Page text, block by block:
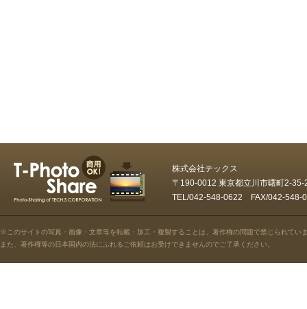
株式会社テックス
〒190-0012 東京都立川市曙町2-
TEL/042-548-0622 FAX/042-548-
※このサイトの写真・画像・文章等を転載・加工・複製することは、著作権の問題で禁じられてい
また、著作権等の日本国内の法にふれるご依頼はお受けできませんのでご了承ください。